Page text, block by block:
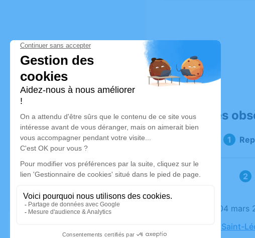
Déroulé des
Le mardi 04
Cimetière Saint-